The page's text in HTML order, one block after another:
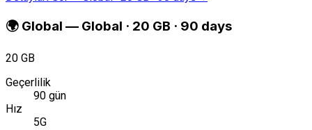
🌍 Global — Global · 20 GB · 90 days
20 GB
Geçerlilik
90 gün
Hız
5G